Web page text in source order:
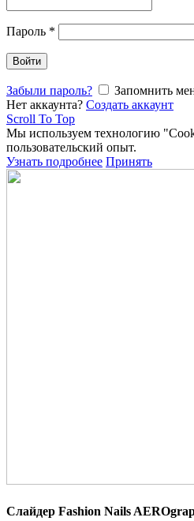
Пароль *
Войти
Забыли пароль?
Запомнить
Нет аккаунта? Создать аккаунт
Scroll To Top
Мы используем технологию
пользовательский опыт.
Узнать подробнее Принять
Слайдер Fashion Nails